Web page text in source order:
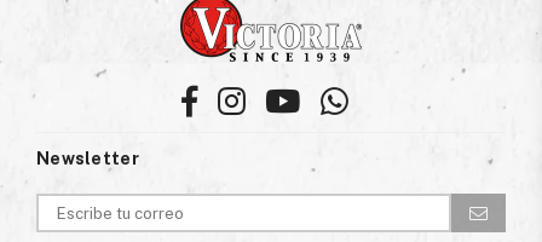
FacebookInstagramYouTubeWhatsapp
Newsletter